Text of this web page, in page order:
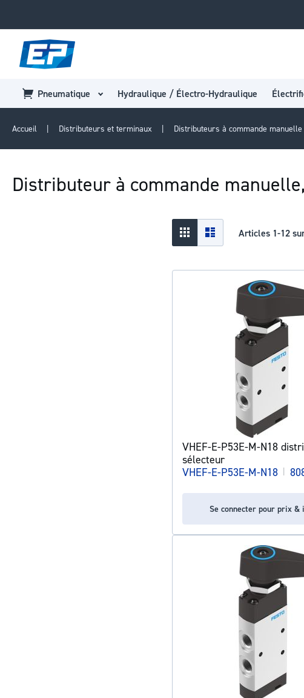
Pneumatique Hydraulique / Électro-Hydraulique
Accueil Distributeurs et terminaux Distributeurs à commande manuelle
Distributeur à commande
Afficher
en
Grid Liste Articles 1-12
VHEF-E-P53E-M-N18
sélecteur
VHEF-E-P53E-M-N18 |
Se connecter pour prix &